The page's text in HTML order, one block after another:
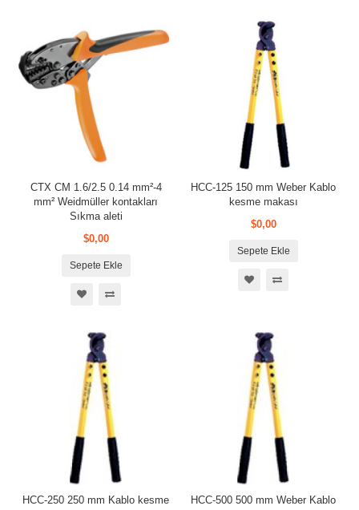
CTX CM 1.6/2.5 0.14 mm²-4
mm² Weidmüller kontakları
Sıkma aleti
$0,00
Sepete Ekle
HCC-125 150 mm Weber Kablo
kesme makası
$0,00
Sepete Ekle
HCC-250 250 mm Kablo kesme
HCC-500 500 mm Weber Kablo